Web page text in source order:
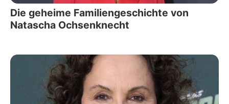
Die geheime Familiengeschichte von
Natascha Ochsenknecht